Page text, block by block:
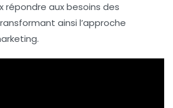
répondre aux besoins des
ainsi l’approche